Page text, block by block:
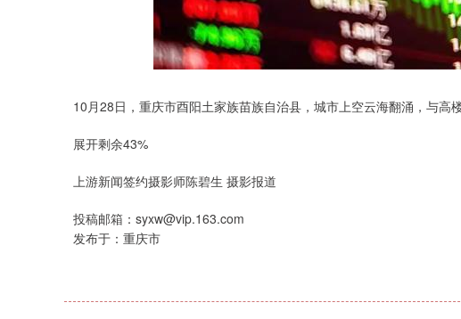
10月28日，重庆市酉阳土家族苗族自治县，城市上空云海翻涌，与高
展开剩余43%
上游新闻签约摄影师陈碧生 摄影报道
投稿邮箱：syxw@vip.163.com
发布于：重庆市
上证指数 3900.35